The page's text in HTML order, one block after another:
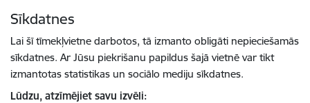
Sīkdatnes
Lai šī tīmekļvietne darbotos, tā izmanto obligāti nepieciešamās
sīkdatnes. Ar Jūsu piekrišanu papildus šajā vietnē var tikt
izmantotas statistikas un sociālo mediju sīkdatnes.
Lūdzu, atzīmējiet savu izvēli: